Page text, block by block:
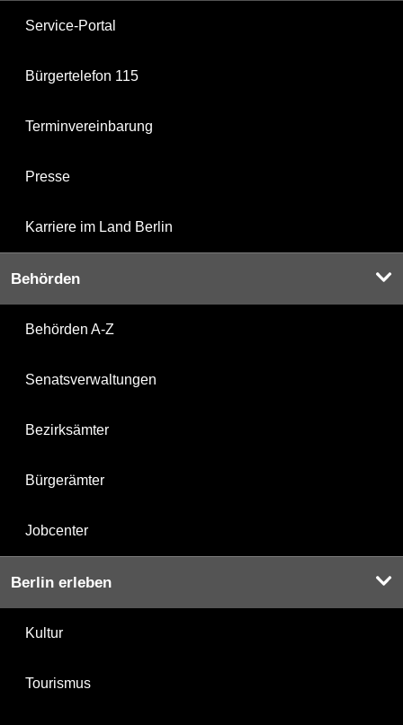
Service-Portal
Bürgertelefon 115
Terminvereinbarung
Presse
Karriere im Land Berlin
Behörden
Behörden A-Z
Senatsverwaltungen
Bezirksämter
Bürgerämter
Jobcenter
Berlin erleben
Kultur
Tourismus